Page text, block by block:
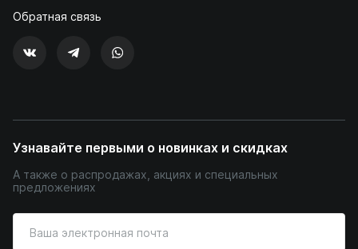
Обратная связь
Узнавайте первыми о новинках и скидках
А также о распродажах, акциях и специальных
предложениях
ваш